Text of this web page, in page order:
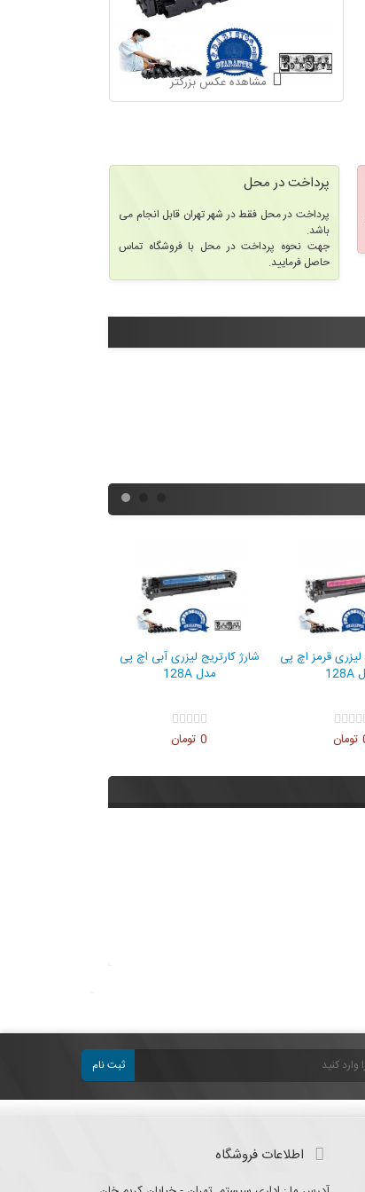
مشاهده عکس بزرگتر
پرداخت در محل
پرداخت در محل فقط در شهر تهران قابل انجام می
باشد.
جهت نحوه پرداخت در محل با فروشگاه تماس
حاصل فرمایید.
شارژ کارتریج لیزری آبی اچ پی
شارژ کارتریج لیزری قرمز اچ پی
ثبت نام
اطلاعات فروشگاه